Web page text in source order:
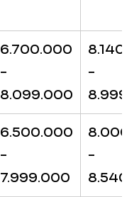
6.700.000
-
8.099.000
-
6.500.000
-
7.999.000
-